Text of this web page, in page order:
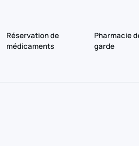
Réservation de
médicaments
Pharmacie
garde